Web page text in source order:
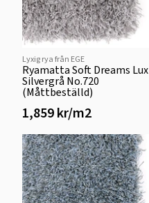
Lyxig rya från EGE
Ryamatta Soft Dreams Lux
Silvergrå No.720
(Måttbeställd)
1,859 kr/m2